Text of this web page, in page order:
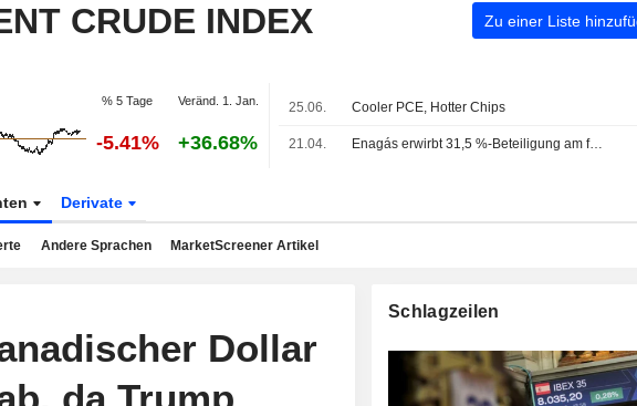
CRUDE INDEX Zu einer Liste
% 5 Tage Veränd. 1. Jan.
-5.41% +36.68%
25.06. Cooler PCE, Hotter Chips
21.04. Enagás erwirbt 31,5 %-Beteiligung am französischen Fernleitungsnetzbetreiber Teréga für 573 Millionen Euro
Derivate
Andere Sprachen MarketScreener Artikel
Dollar
Schlagzeilen